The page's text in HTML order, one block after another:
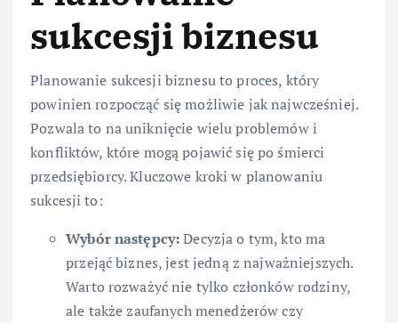
sukcesji biznesu
Planowanie sukcesji biznesu to proces, który
powinien rozpocząć się możliwie jak najwcześniej.
Pozwala to na uniknięcie wielu problemów i
konfliktów, które mogą pojawić się po śmierci
przedsiębiorcy. Kluczowe kroki w planowaniu
sukcesji to:
Wybór następcy:Decyzja o tym, kto ma
przejąć biznes, jest jedną z najważniejszych.
Warto rozważyć nie tylko członków rodziny,
ale także zaufanych menedżerów czy